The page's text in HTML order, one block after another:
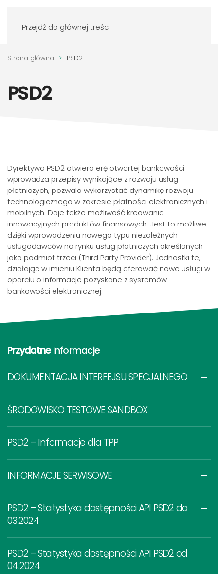
Przejdź do głównej treści
Strona główna PSD2
PSD2
Dyrektywa PSD2 otwiera erę otwartej bankowości –
wprowadza przepisy wynikające z rozwoju usług
płatniczych, pozwala wykorzystać dynamikę rozwoju
technologicznego w zakresie płatności elektronicznych i
mobilnych. Daje także możliwość kreowania
innowacyjnych produktów finansowych. Jest to możliwe
dzięki wprowadzeniu nowego typu niezależnych
usługodawców na rynku usług płatniczych określanych
jako podmiot trzeci (Third Party Provider). Jednostki te,
działając w imieniu Klienta będą oferować nowe usługi w
oparciu o informacje pozyskane z systemów
bankowości elektronicznej.
Przydatneinformacje
DOKUMENTACJA INTERFEJSU SPECJALNEGO
ŚRODOWISKO TESTOWE SANDBOX
PSD2 – Informacje dla TPP
INFORMACJE SERWISOWE
PSD2 – Statystyka dostępności API PSD2 do
03.2024
PSD2 – Statystyka dostępności API PSD2 od
04.2024